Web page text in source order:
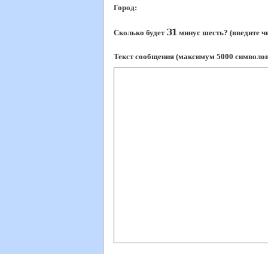
Город:
Сколько будет минус шесть? (введите
Текст сообщения (максимум 5000